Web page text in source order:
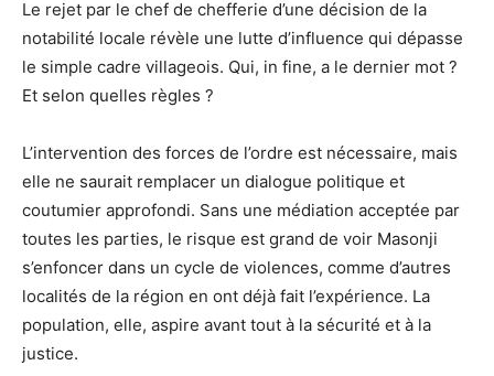
Le rejet par le chef de chefferie d’une décision de la
notabilité locale révèle une lutte d’influence qui dépasse
le simple cadre villageois. Qui, in fine, a le dernier mot ?
Et selon quelles règles ?
L’intervention des forces de l’ordre est nécessaire, mais
elle ne saurait remplacer un dialogue politique et
coutumier approfondi. Sans une médiation acceptée par
toutes les parties, le risque est grand de voir Masonji
s’enfoncer dans un cycle de violences, comme d’autres
localités de la région en ont déjà fait l’expérience. La
population, elle, aspire avant tout à la sécurité et à la
justice.